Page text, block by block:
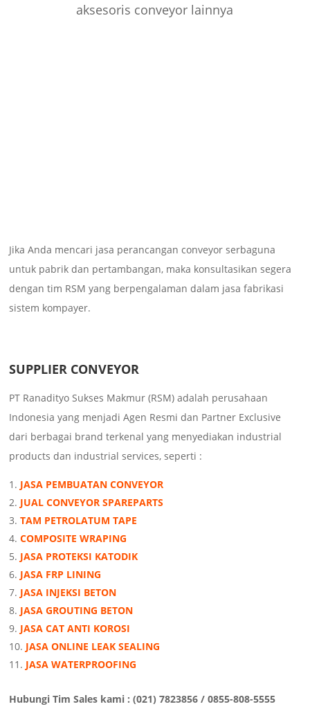
aksesoris conveyor lainnya
Jika Anda mencari jasa perancangan conveyor serbaguna
untuk pabrik dan pertambangan, maka konsultasikan segera
dengan tim RSM yang berpengalaman dalam jasa fabrikasi
sistem kompayer.
SUPPLIER CONVEYOR
PT Ranadityo Sukses Makmur (RSM) adalah perusahaan
Indonesia yang menjadi Agen Resmi dan Partner Exclusive
dari berbagai brand terkenal yang menyediakan industrial
products dan industrial services, seperti :
JASA PEMBUATAN CONVEYOR
JUAL CONVEYOR SPAREPARTS
TAM PETROLATUM TAPE
COMPOSITE WRAPING
JASA PROTEKSI KATODIK
JASA FRP LINING
JASA INJEKSI BETON
JASA GROUTING BETON
JASA CAT ANTI KOROSI
JASA ONLINE LEAK SEALING
JASA WATERPROOFING
Hubungi Tim Sales kami : (021) 7823856 / 0855-808-5555